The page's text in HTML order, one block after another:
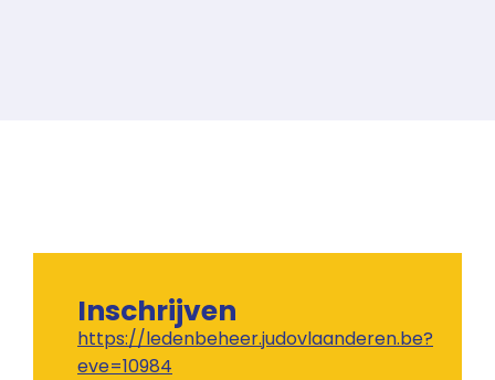
Inschrijven
https://ledenbeheer.judovlaanderen.be?
eve=10984